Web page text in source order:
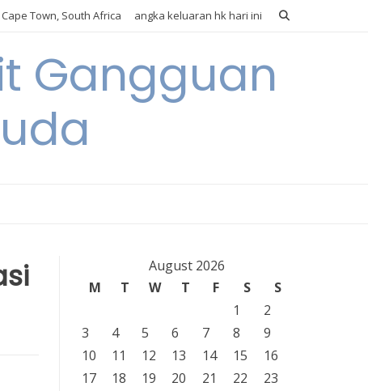
Cape Town, South Africa angka keluaran hk hari ini
Gangguan
August 2026
M
T W T F S
S
1
2
3
4 5 6 7 8
9
10
11 12 13 14 15
16
17
18 19 20 21 22
23